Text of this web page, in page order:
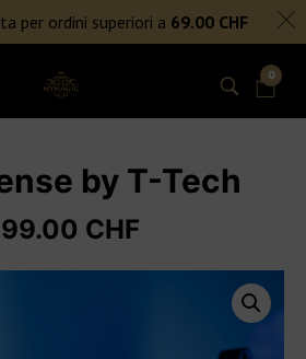
PER ORDINI SUPERIORI A 69€
DAZI DOGANALI
0
by T-Tech
CHF
per ordini superiori a 69.00 CHF